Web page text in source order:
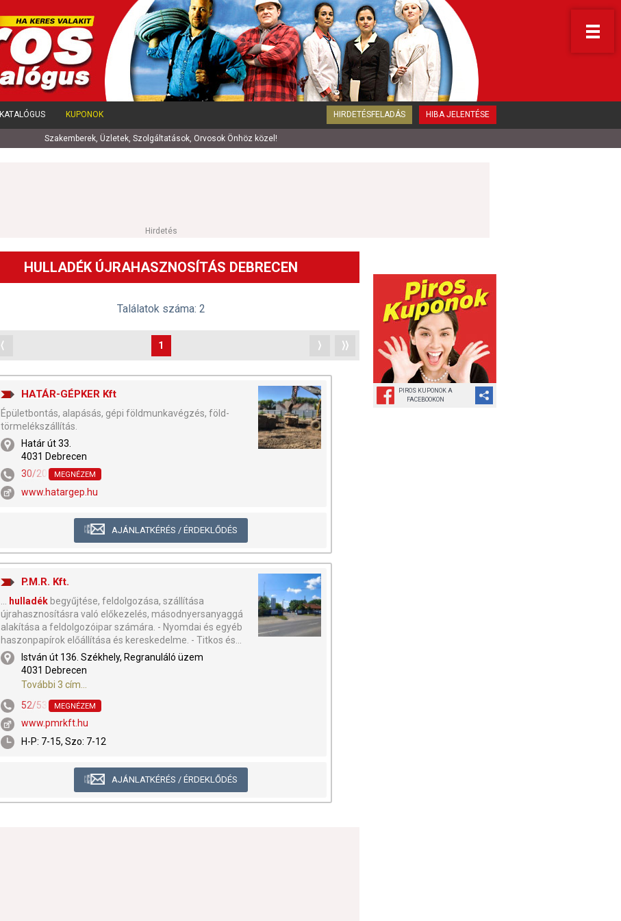
KATALÓGUS KUPONOK HIRDETÉSFELADÁS HIBA JELENTÉSE
Szakemberek, Üzletek, Szolgáltatások, Orvosok Önhöz közel!
Hirdetés
HULLADÉK ÚJRAHASZNOSÍTÁS DEBRECEN
Találatok száma: 2
⟨ 1 ⟩ ⟩⟩
HATÁR-GÉPKER Kft
Épületbontás, alapásás, gépi földmunkavégzés, föld-
törmelékszállítás.
Határ út 33.
4031 Debrecen
30/2050-902
MEGNÉZEM
www.hatargep.hu
AJÁNLATKÉRÉS / ÉRDEKLŐDÉS
P.M.R. Kft.
hulladék begyűjtése, feldolgozása, szállítása
újrahasznosításra való előkezelés, másodnyersanyaggá
alakítása a feldolgozóipar számára. - Nyomdai és egyéb
haszonpapírok előállítása és kereskedelme. - Titkos és...
István út 136. Székhely, Regranuláló üzem
4031 Debrecen
További 3 cím...
52/532-841,52/563-958
MEGNÉZEM
www.pmrkft.hu
H-P: 7-15, Szo: 7-12
AJÁNLATKÉRÉS / ÉRDEKLŐDÉS
PIROS KUPONOK A
FACEBOOKON